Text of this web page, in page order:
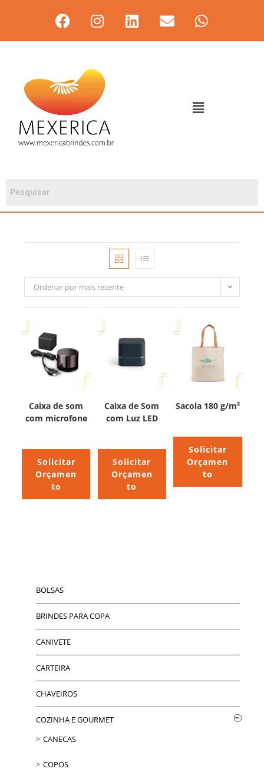
Ordenar por mais recente
Caixa de som
com microfone
Solicitar
Orçamen
to
Caixa de Som
com Luz LED
Solicitar
Orçamen
to
Sacola 180 g/m²
Solicitar
Orçamen
to
BOLSAS
BRINDES PARA COPA
CANIVETE
CARTEIRA
CHAVEIROS
COZINHA E GOURMET
CANECAS
COPOS